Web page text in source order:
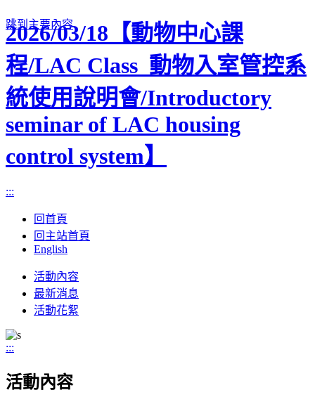
跳到主要內容
2026/03/18【動物中心課
程/LAC Class_動物入室管控系
統使用說明會/Introductory
seminar of LAC housing
control system】
:::
回首頁
回主站首頁
English
Toggle
navigation
活動內容
最新消息
活動花絮
:::
活動內容